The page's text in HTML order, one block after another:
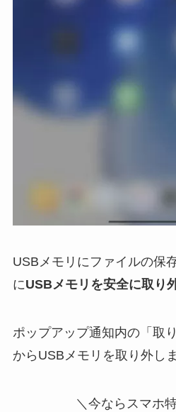
USBメモリにファイルの保
にUSBメモリを安全に取り
ポップアップ通知内の「取
からUSBメモリを取り外し
＼今ならスマホ